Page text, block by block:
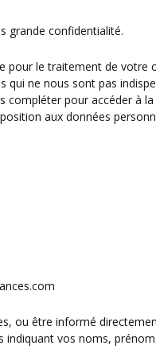
grande confidentialité.
pour le traitement de votre
ne nous sont pas
pour accéder à
aux données
ou être informé
indiquant vos noms,